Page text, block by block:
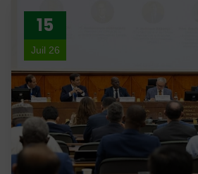
15
Juil 26